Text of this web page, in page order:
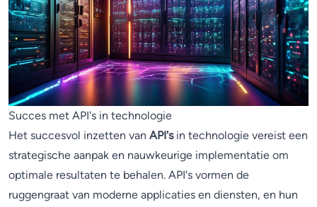
Succes met API's in technologie
Het succesvol inzetten van API'sin technologie vereist een
strategische aanpak en nauwkeurige implementatie om
optimale resultaten te behalen. API's vormen de
ruggengraat van moderne applicaties en diensten, en hun